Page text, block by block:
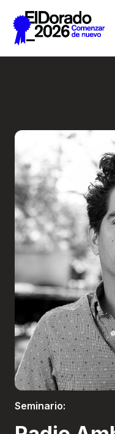
Saltar al contenido principal
Academias
Archivo
Seminario: